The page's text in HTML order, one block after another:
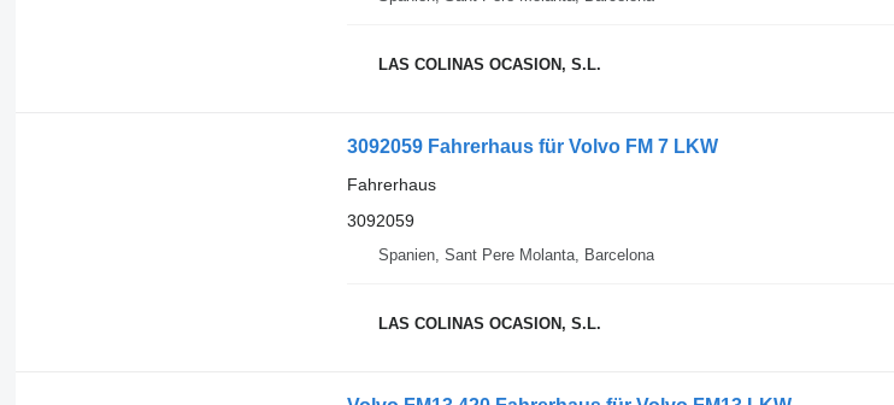
LAS COLINAS OCASION, S.L.
3092059 Fahrerhaus für Volvo FM 7 LKW
Fahrerhaus
3092059
Spanien, Sant Pere Molanta, Barcelona
LAS COLINAS OCASION, S.L.